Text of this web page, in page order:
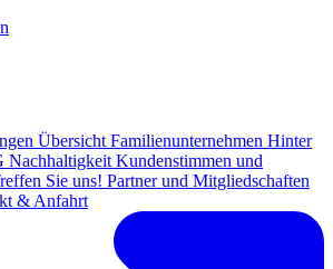
Übersicht Familienunternehmen Hinter
Nachhaltigkeit Kundenstimmen und
Sie uns! Partner und Mitgliedschaften
& Anfahrt